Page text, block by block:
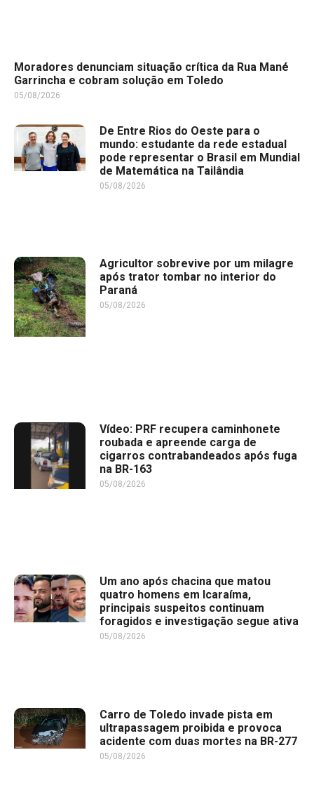
Moradores denunciam situação crítica da Rua Mané
Garrincha e cobram solução em Toledo
05/08/2026
De Entre Rios do Oeste para o
mundo: estudante da rede estadual
pode representar o Brasil em Mundial
de Matemática na Tailândia
05/08/2026
Agricultor sobrevive por um milagre
após trator tombar no interior do
Paraná
05/08/2026
Vídeo: PRF recupera caminhonete
roubada e apreende carga de
cigarros contrabandeados após fuga
na BR-163
05/08/2026
Um ano após chacina que matou
quatro homens em Icaraíma,
principais suspeitos continuam
foragidos e investigação segue ativa
05/08/2026
Carro de Toledo invade pista em
ultrapassagem proibida e provoca
acidente com duas mortes na BR-277
05/08/2026